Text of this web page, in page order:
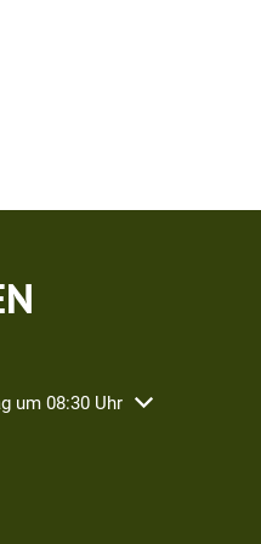
auszublenden
um 08:30 Uhr